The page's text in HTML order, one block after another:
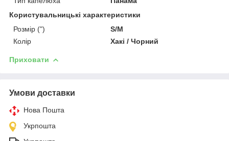
Користувальницькі характеристики
Розмір (")
S/M
Колір
Хакі / Чорний
Приховати
Умови доставки
Нова Пошта
Укрпошта